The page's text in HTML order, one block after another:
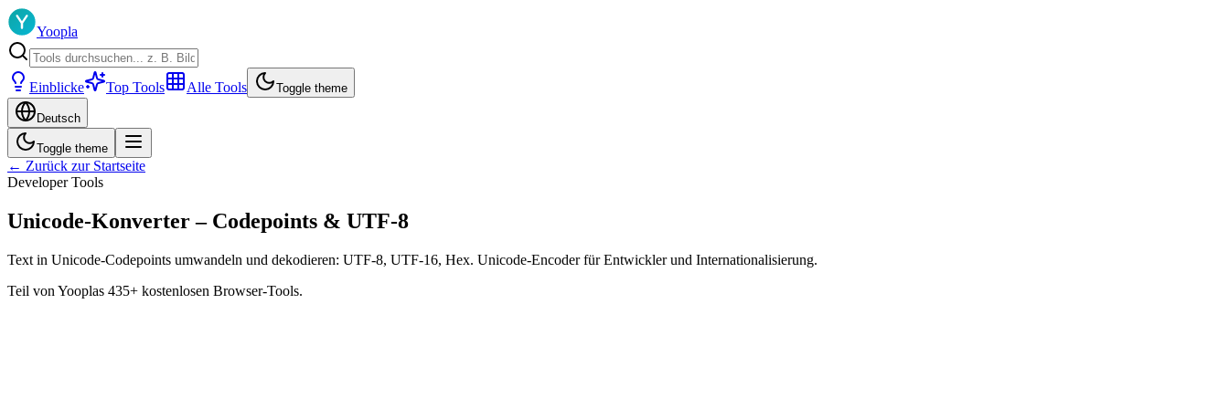
Yoopla
Einblicke Top Tools Alle Tools Toggle theme
Deutsch
Toggle theme
← Zurück zur Startseite
Developer Tools
Unicode-Konverter – Codepoints & UTF-8
Text in Unicode-Codepoints umwandeln und dekodieren: UTF-8, UTF-16, Hex. Unicode-Encoder für Entwickler und Internationalisierung.
Teil von Yooplas 435+ kostenlosen Browser-Tools.